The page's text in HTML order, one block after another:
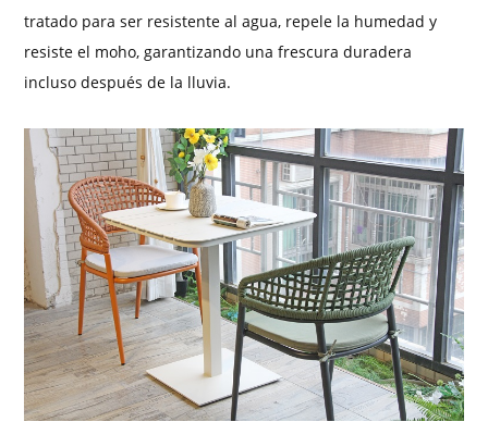
tratado para ser resistente al agua, repele la humedad y
resiste el moho, garantizando una frescura duradera
incluso después de la lluvia.